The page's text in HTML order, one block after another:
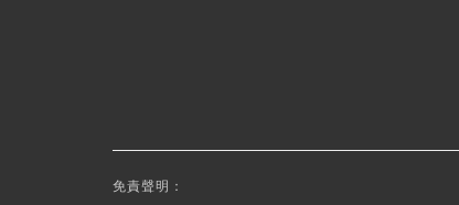
免責聲明：